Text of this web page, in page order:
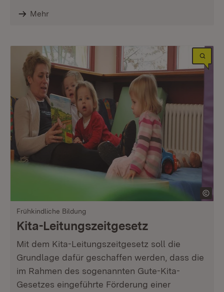
Mehr
Frühkindliche Bildung
Kita-Leitungszeitgesetz
Mit dem Kita-Leitungszeitgesetz soll die
Grundlage dafür geschaffen werden, dass die
im Rahmen des sogenannten Gute-Kita-
Gesetzes eingeführte Förderung einer